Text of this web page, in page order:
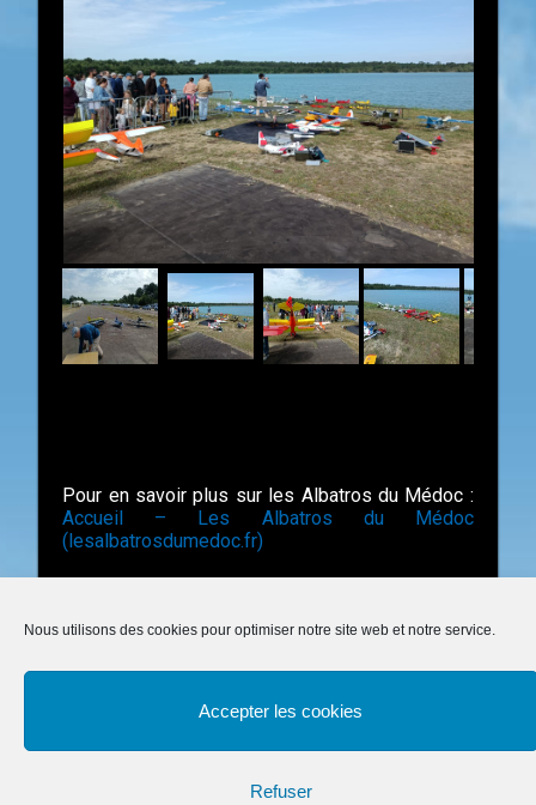
Nous utilisons des cookies pour optimiser notre site web et notre service.
Accepter les cookies
Refuser
Pour en savoir plus sur les Albatros du Médoc :
Accueil – Les Albatros du Médoc
(lesalbatrosdumedoc.fr)